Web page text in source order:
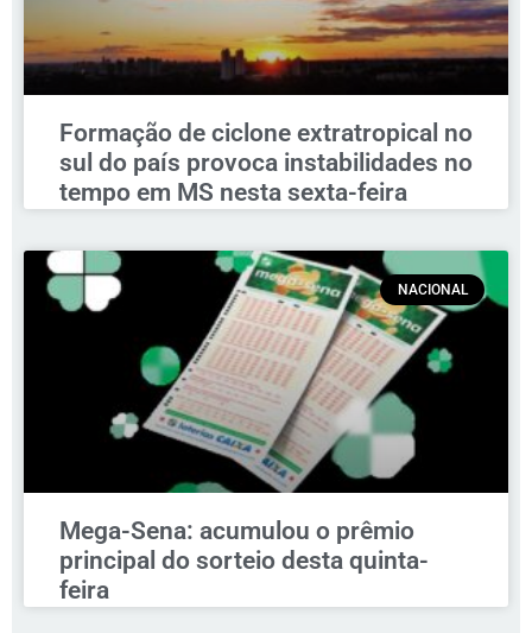
Formação de ciclone extratropical no
sul do país provoca instabilidades no
tempo em MS nesta sexta-feira
NACIONAL
Mega-Sena: acumulou o prêmio
principal do sorteio desta quinta-
feira